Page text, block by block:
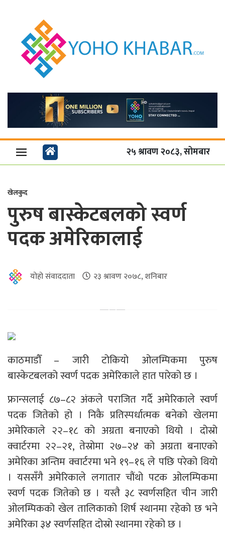
२५ श्रावण २०८३, सोमबार
खेलकुद
पुरुष बास्केटबलको स्वर्ण
पदक अमेरिकालाई
योहो संवाददाता २३ श्रावण २०७८, शनिबार
काठमाडौँ – जारी टोकियो ओलम्पिकमा पुरुष
बास्केटबलको स्वर्ण पदक अमेरिकाले हात पारेको छ ।
फ्रान्सलाई ८७–८२ अंकले पराजित गर्दै अमेरिकाले स्वर्ण
पदक जितेको हो । निकै प्रतिस्पर्धात्मक बनेको खेलमा
अमेरिकाले २२–१८ को अग्रता बनाएको थियो । दोस्रो
क्वार्टरमा २२–२१, तेस्रोमा २७–२४ को अग्रता बनाएको
अमेरिका अन्तिम क्वार्टरमा भने १९–१६ ले पछि परेको थियो
। यससँगै अमेरिकाले लगातार चौंथो पटक ओलम्पिकमा
स्वर्ण पदक जितेको छ । यस्तै ३८ स्वर्णसहित चीन जारी
ओलम्पिकको खेल तालिकाको शिर्ष स्थानमा रहेको छ भने
अमेरिका ३४ स्वर्णसहित दोस्रो स्थानमा रहेको छ ।